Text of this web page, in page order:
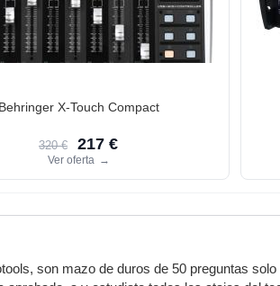
Behringer X-Touch Compact
320 € 217 €
Ver oferta →
son mazo de duros de 50 preguntas